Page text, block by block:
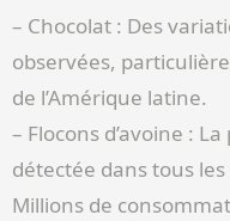
– Chocolat : Des
observées,
de l’Amérique latine.
– Flocons d’avoine :
détectée dans tous
Millions de